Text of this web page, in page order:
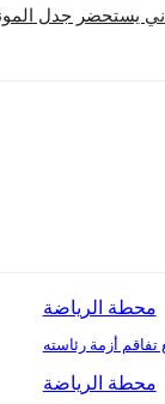
يستحضر جدل
محطة الرياضة
تفاقم أزمة رئاسته
محطة الرياضة